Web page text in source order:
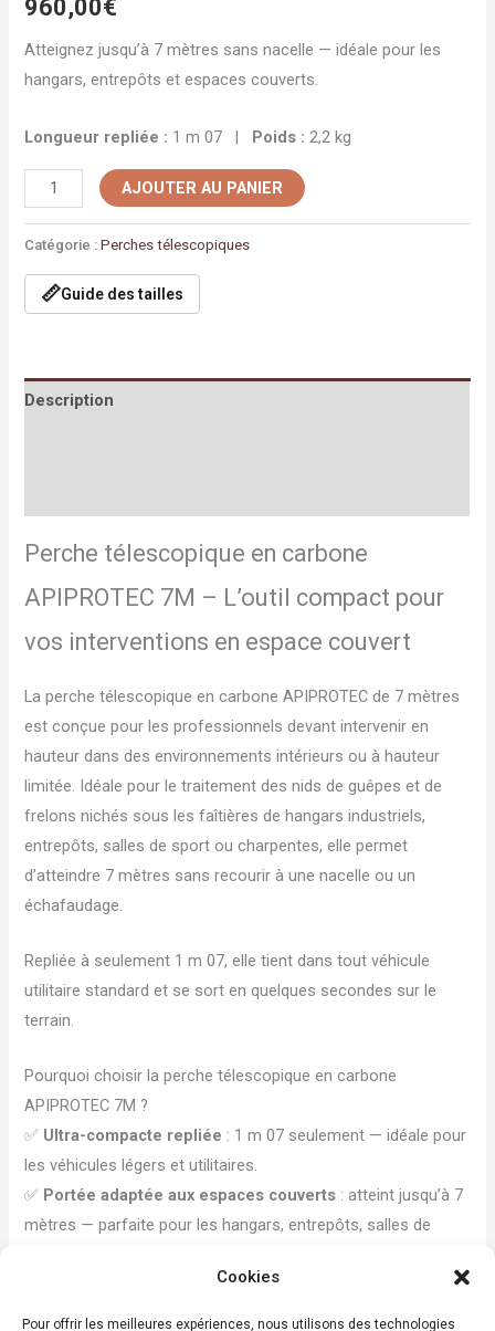
Cookies
Pour offrir les meilleures expériences, nous utilisons des technologies
960,00€
Atteignez jusqu’à 7 mètres sans nacelle — idéale pour les
hangars, entrepôts et espaces couverts.
Longueur repliée : 1 m 07 | Poids : 2,2 kg
AJOUTER AU PANIER
Catégorie :Perches télescopiques
📏Guide des tailles
Description
Perche télescopique en carbone
APIPROTEC 7M – L’outil compact pour
vos interventions en espace couvert
La perche télescopique en carbone APIPROTEC de 7 mètres
est conçue pour les professionnels devant intervenir en
hauteur dans des environnements intérieurs ou à hauteur
limitée. Idéale pour le traitement des nids de guêpes et de
frelons nichés sous les faîtières de hangars industriels,
entrepôts, salles de sport ou charpentes, elle permet
d’atteindre 7 mètres sans recourir à une nacelle ou un
échafaudage.
Repliée à seulement 1 m 07, elle tient dans tout véhicule
utilitaire standard et se sort en quelques secondes sur le
terrain.
Pourquoi choisir la perche télescopique en carbone
APIPROTEC 7M ?
✅ Ultra-compacte repliée : 1 m 07 seulement — idéale pour
les véhicules légers et utilitaires.
✅ Portée adaptée aux espaces couverts : atteint jusqu’à 7
mètres — parfaite pour les hangars, entrepôts, salles de
: maniabilité optimale et fatigue
réduite lors des interventions prolongées.